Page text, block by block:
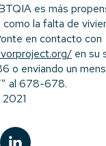
es más
la falta de
en contacto con
en su
o enviando un
al 678-678.